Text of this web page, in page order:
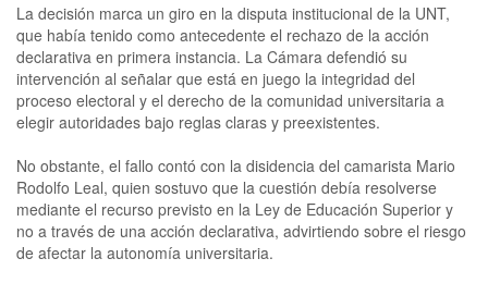
La decisión marca un giro en la disputa institucional de la UNT,
que había tenido como antecedente el rechazo de la acción
declarativa en primera instancia. La Cámara defendió su
intervención al señalar que está en juego la integridad del
proceso electoral y el derecho de la comunidad universitaria a
elegir autoridades bajo reglas claras y preexistentes.
No obstante, el fallo contó con la disidencia del camarista Mario
Rodolfo Leal, quien sostuvo que la cuestión debía resolverse
mediante el recurso previsto en la Ley de Educación Superior y
no a través de una acción declarativa, advirtiendo sobre el riesgo
de afectar la autonomía universitaria.